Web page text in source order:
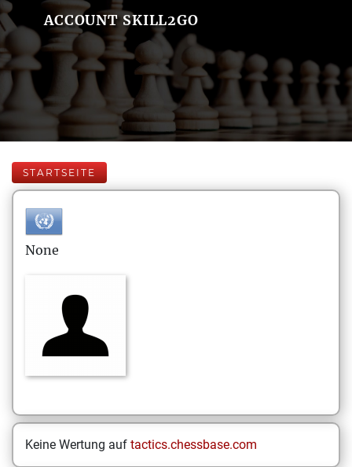
ACCOUNT SKILL2GO
STARTSEITE
None
Keine Wertung auf tactics.chessbase.com